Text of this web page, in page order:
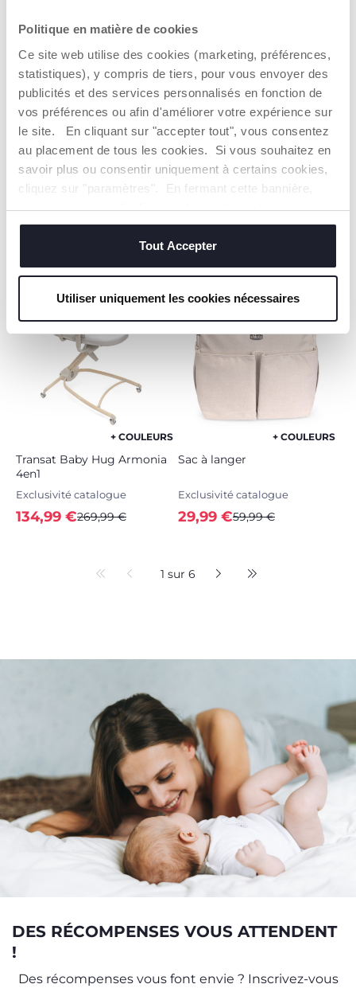
Politique en matière de cookies
Ce site web utilise des cookies (marketing, préférences,
statistiques), y compris de tiers, pour vous envoyer des
publicités et des services personnalisés en fonction de
vos préférences ou afin d'améliorer votre expérience sur
le site. En cliquant sur "accepter tout", vous consentez
au placement de tous les cookies. Si vous souhaitez en
savoir plus ou consentir uniquement à certains cookies,
cliquez sur "paramètres". En fermant cette bannière,
vous consentez à l'utilisation des seuls cookies
techniques, qui sont essentiels au service demandé.
Tout Accepter
Utiliser uniquement les cookies nécessaires
+ COULEURS
Projecteur Ourson Polaire
12,99 €25,99 €
Exclusivité catalogue
+ COULEURS
Draisienne Chicco
Exclusivité catalogue
700 POINTS
+ COULEURS
Transat Baby Hug Armonia
4en1
134,99 €269,99 €
Exclusivité catalogue
300 POINTS
+ COULEURS
Sac à langer
29,99 €59,99 €
Exclusivité catalogue
1 sur 6
DES RÉCOMPENSES VOUS ATTENDENT
!
Des récompenses vous font envie ? Inscrivez-vous